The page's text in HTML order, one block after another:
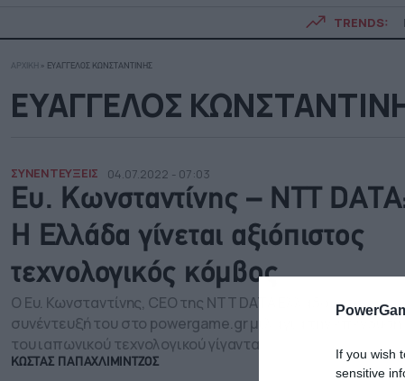
If you wish
sensitive
TRENDS:
ΑΡΧΙΚΗ » ΕΥΑΓΓΕΛΟΣ ΚΩΝΣΤΑΝΤΙΝΗΣ
ΕΥΑΓΓΕΛΟΣ
ΣΥΝΕΝΤΕΥΞΕΙΣ 04.07.2022 - 07:03
Ευ. Κωνσταντίνης – NTT
Η Ελλάδα γίνεται αξιόπιστος
τεχνολογικός κόμβος
Ο Ευ. Κωνσταντίνης, CEO της NTT DATA Ελλάδος, σε
συνέντευξή του στο powergame.gr μιλά για την επένδυση
του ιαπωνικού τεχνολογικού γίγαντα
ΚΩΣΤΑΣ ΠΑΠΑΧΛΙΜΙΝΤΖΟΣ